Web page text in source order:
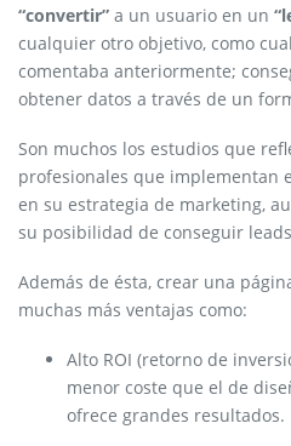
“convertir” a un usuario en un
cualquier otro objetivo, como
comentaba anteriormente;
obtener datos a través de un
Son muchos los estudios que
profesionales que implementan
en su estrategia de marketing,
su posibilidad de conseguir
Además de ésta, crear una
muchas más ventajas como:
Alto ROI (retorno de
menor coste que el de
ofrece grandes resultados.